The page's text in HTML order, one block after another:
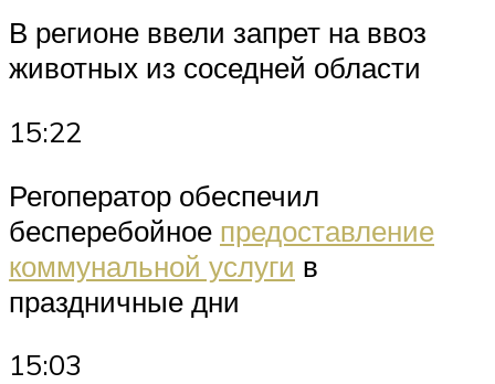
В регионе ввели запрет на ввоз
животных из соседней области
15:22
Регоператор обеспечил
бесперебойное предоставление
коммунальной услуги в
праздничные дни
15:03